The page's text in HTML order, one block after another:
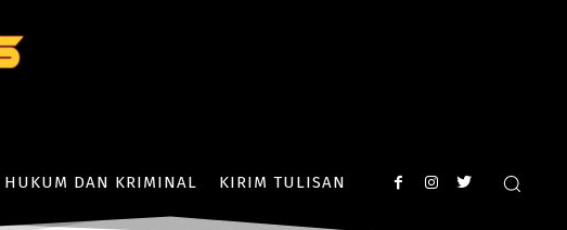
HUKUM DAN KRIMINAL KIRIM TULISAN